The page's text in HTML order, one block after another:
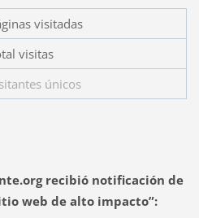
visitadas
visitas
únicos
recibió notificación de
web de alto impacto”: